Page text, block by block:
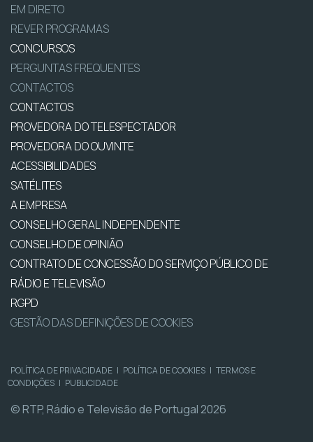
EM DIRETO
REVER PROGRAMAS
CONCURSOS
PERGUNTAS FREQUENTES
CONTACTOS
CONTACTOS
PROVEDORA DO TELESPECTADOR
PROVEDORA DO OUVINTE
ACESSIBILIDADES
SATÉLITES
A EMPRESA
CONSELHO GERAL INDEPENDENTE
CONSELHO DE OPINIÃO
CONTRATO DE CONCESSÃO DO SERVIÇO PÚBLICO DE
RÁDIO E TELEVISÃO
RGPD
GESTÃO DAS DEFINIÇÕES DE COOKIES
POLÍTICA DE PRIVACIDADE | POLÍTICA DE COOKIES | TERMOS E
CONDIÇÕES | PUBLICIDADE
© RTP, Rádio e Televisão de Portugal 2026